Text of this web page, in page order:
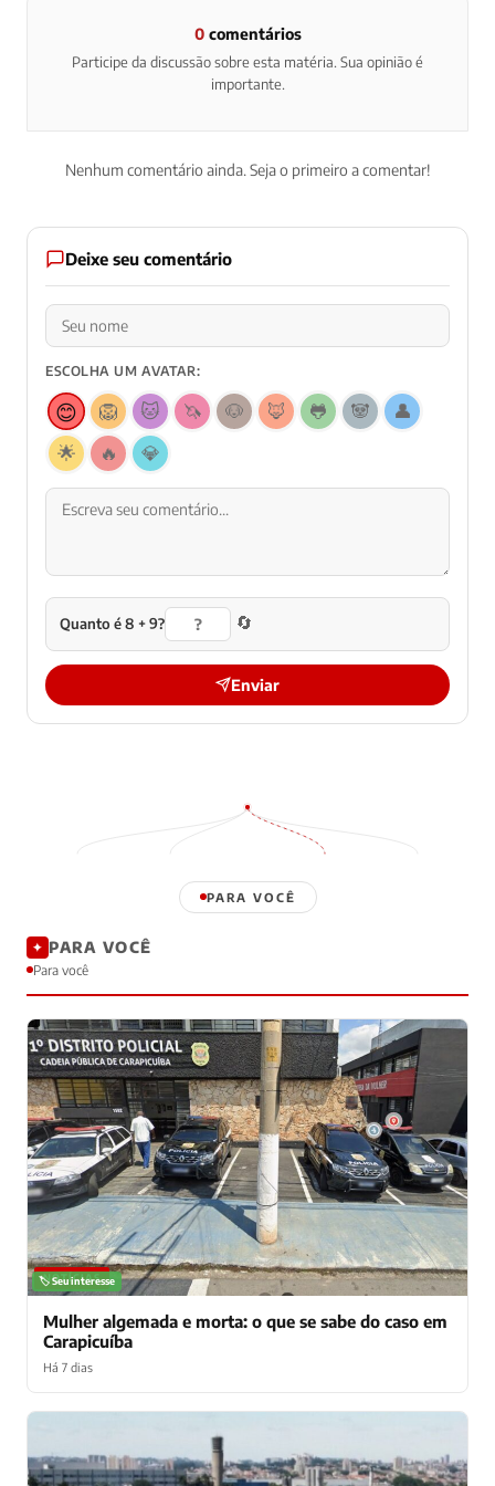
0comentários
Participe da discussão sobre esta matéria. Sua opinião é
importante.
Nenhum comentário ainda. Seja o primeiro a comentar!
Deixe seu comentário
ESCOLHA UM AVATAR:
😊 🦁 🐱 🦄 🐶 🦊 🐸 🐼
👤
🌟
🔥 💎
Quanto é 8 + 9? 🔄
Enviar
PARA VOCÊ
✦ PARA VOCÊ
Para você
NOTÍCIAS
🏷️ Seu interesse
Mulher algemada e morta: o que se sabe do caso em
Carapicuíba
Há 7 dias